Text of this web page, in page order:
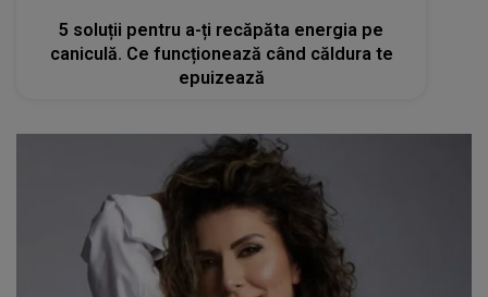
tvmania.libertatea.ro
Cum arată Carmen Brumă la 49 de ani, deși a
mâncat desert zilnic în vacanță: «Nu e noroc!»
[FOTO]